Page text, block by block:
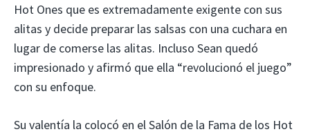
Hot Ones que es extremadamente exigente con sus
alitas y decide preparar las salsas con una cuchara en
lugar de comerse las alitas. Incluso Sean quedó
impresionado y afirmó que ella “revolucionó el juego”
con su enfoque.
Su valentía la colocó en el Salón de la Fama de los Hot